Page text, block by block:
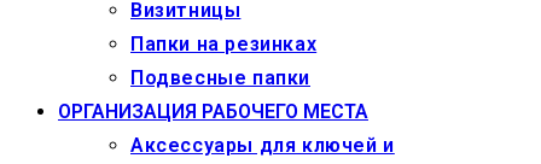
Визитницы
Папки на резинках
Подвесные папки
ОРГАНИЗАЦИЯ РАБОЧЕГО МЕСТА
Аксессуары для ключей и